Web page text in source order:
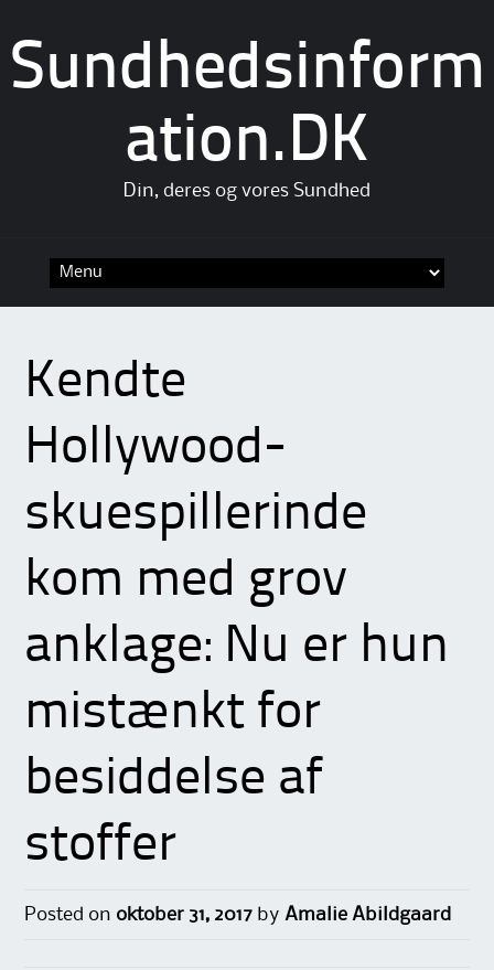
Sundhedsinform
ation.DK
Din, deres og vores Sundhed
Kendte
Hollywood-
skuespillerinde
kom med grov
anklage: Nu er hun
mistænkt for
besiddelse af
stoffer
Posted on oktober 31, 2017 by Amalie Abildgaard